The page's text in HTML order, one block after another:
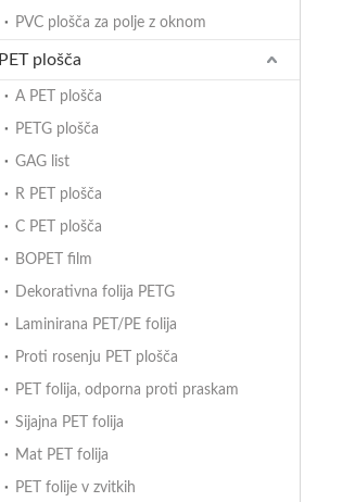
PVC plošča za polje z oknom
PET plošča
A PET plošča
PETG plošča
GAG list
R PET plošča
C PET plošča
BOPET film
Dekorativna folija PETG
Laminirana PET/PE folija
Proti rosenju PET plošča
PET folija, odporna proti praskam
Sijajna PET folija
Mat PET folija
PET folije v zvitkih